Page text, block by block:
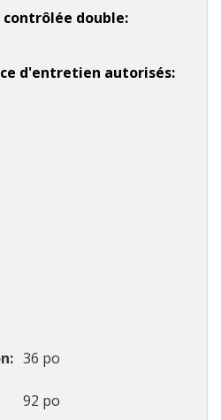
double
d'entretien autorisés
36 po
92 po